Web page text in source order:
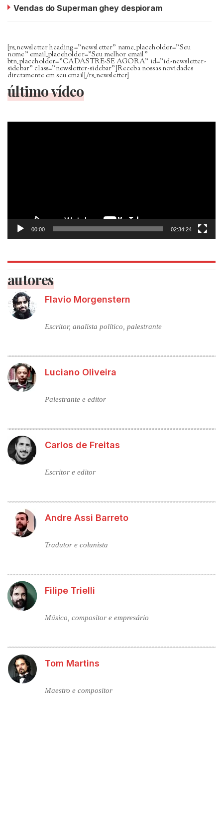
Vendas do Superman ghey despioram
[rs_newsletter heading=”newsletter” name_placeholder=”Seu
nome” email_placeholder=”Seu melhor email”
btn_placeholder=”CADASTRE-SE AGORA” id=”id-newsletter-
sidebar” class=”newsletter-sidebar”]Receba nossas novidades
diretamente em seu email[/rs_newsletter]
último vídeo
Tocador
00:00 02:34:24
autores
Flavio Morgenstern
Escritor, analista político, palestrante
Luciano Oliveira
Palestrante e editor
Carlos de Freitas
Escritor e editor
Andre Assi Barreto
Tradutor e colunista
Filipe Trielli
Músico, compositor e empresário
Tom Martins
Maestro e compositor